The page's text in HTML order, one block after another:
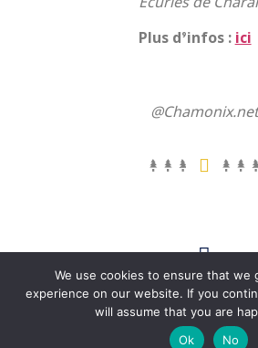
Plus d’infos :ici
@Chamonix.net
© Tous droits réservés. All
We use cookies to ensure that we
experience on our website. If you
will assume that you are
Ok
No